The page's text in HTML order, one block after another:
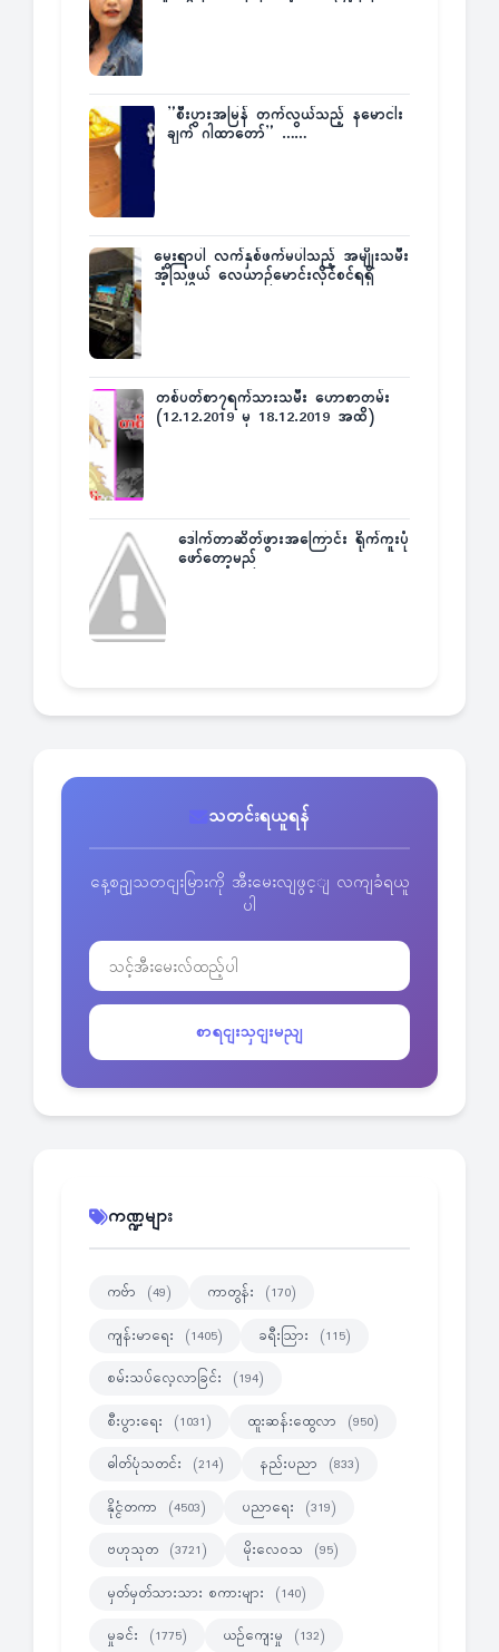
”စီးပွားအမြန် တက်လွယ်သည့် နမောငါး
ချက် ဂါထာတော်” ……
မွေးရာပါ လက်နှစ်ဖက်မပါသည့် အမျိုးသမီး
အံ့သြဖွယ် လေယာဉ်မောင်းလိုင်စင်ရရှိ
တစ်ပတ်စာ၇ရက်သားသမီး ဟောစာတမ်း
(12.12.2019 မှ 18.12.2019 အထိ)
ဒေါက်တာဆိတ်ဖွားအကြောင်း ရိုက်ကူးပုံ
ဖော်တော့မည်
သတင်းရယူရန်
နေ့စဥျသတငျးမြားကို အီးမေးလျဖွင့ျ လကျခံရယူ
ပါ
စာရငျးသှငျးမညျ
ကဏ္ဍများ
ကဗ်ာ (49) ကာတွန်း (170)
ကျန်းမာရေး (1405) ခရီးသြား (115)
စမ်းသပ်လေ့လာခြင်း (194)
စီးပွားရေး (1031) ထူးဆန်းထွေလာ (950)
ဓါတ်ပုံသတင်း (214) နည်းပညာ (833)
နိုင္ငံတကာ (4503) ပညာရေး (319)
ဗဟုသုတ (3721) မိုးလေဝသ (95)
မှတ်မှတ်သားသား စကားများ (140)
မှုခင်း (1775) ယဉ်ကျေးမှု (132)